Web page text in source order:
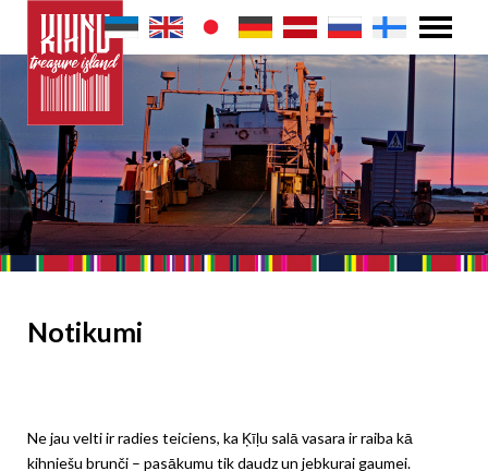
Notikumi
Ne jau velti ir radies teiciens, ka Ķīļu salā vasara ir raiba kā
kihniešu brunči – pasākumu tik daudz un jebkurai gaumei.